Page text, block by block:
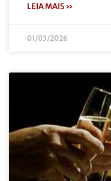
LEIA MAIS »
01/03/2026